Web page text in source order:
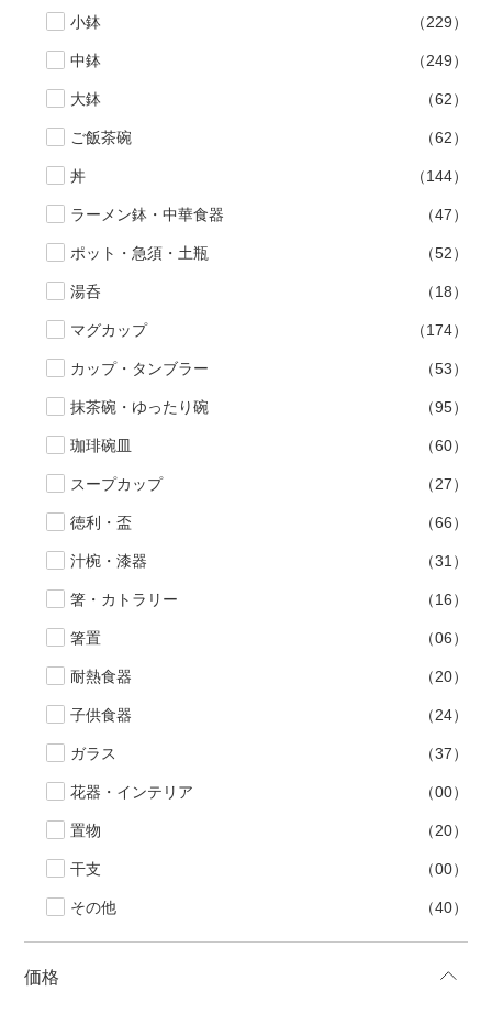
小鉢 （229）
中鉢 （249）
大鉢 （62）
ご飯茶碗 （62）
丼 （144）
ラーメン鉢・中華食器 （47）
ポット・急須・土瓶 （52）
湯呑 （18）
マグカップ （174）
カップ・タンブラー （53）
抹茶碗・ゆったり碗 （95）
珈琲碗皿 （60）
スープカップ （27）
徳利・盃 （66）
汁椀・漆器 （31）
箸・カトラリー （16）
箸置 （06）
耐熱食器 （20）
子供食器 （24）
ガラス （37）
花器・インテリア （00）
置物 （20）
干支 （00）
その他 （40）
価格